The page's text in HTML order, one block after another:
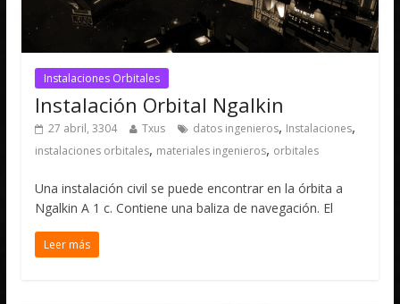
Instalaciones Orbitales
Instalación Orbital Ngalkin
27 abril, 3304 Txus datos ingenieros, Instalaciones,
instalaciones orbitales, materiales ingenieros, orbitales
Una instalación civil se puede encontrar en la órbita a
Ngalkin A 1 c. Contiene una baliza de navegación. El
Leer más